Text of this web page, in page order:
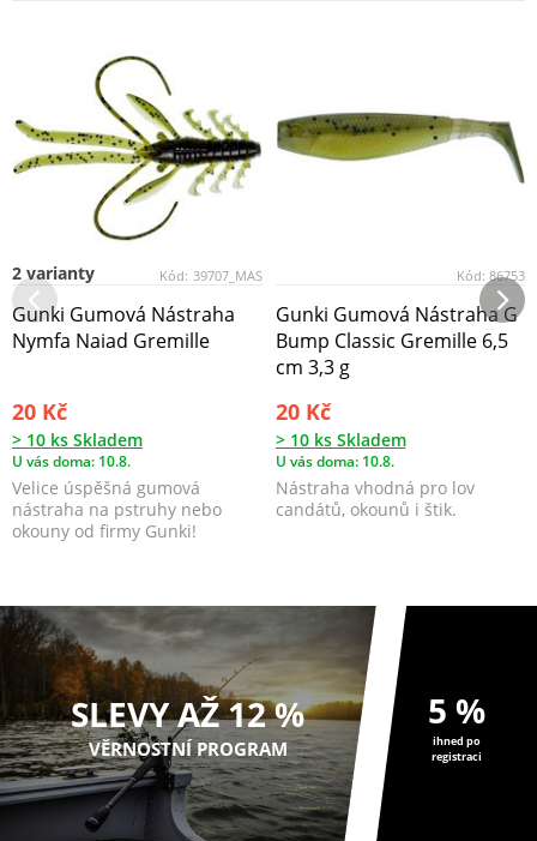
Kód: 39707_MAS
2 varianty
Gunki Gumová Nástraha
Nymfa Naiad Gremille
20 Kč
> 10 ks Skladem
U vás doma: 10.8.
Velice úspěšná gumová
nástraha na pstruhy nebo
okouny od firmy Gunki!
Kód: 86753
Gunki Gumová Nástraha G
Bump Classic Gremille 6,5
cm 3,3 g
20 Kč
> 10 ks Skladem
U vás doma: 10.8.
Nástraha vhodná pro lov
candátů, okounů i štik.
SLEVY AŽ 12 %
VĚRNOSTNÍ PROGRAM
5 %
ihned po
registraci